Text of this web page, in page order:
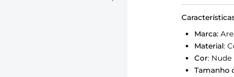
Marca:
Material:
Cor: Nude
Tamanho